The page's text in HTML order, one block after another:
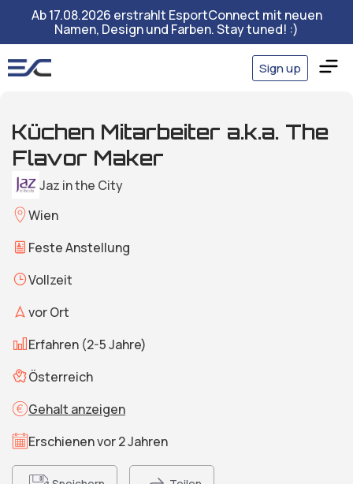
Ab 17.08.2026 erstrahlt EsportConnect mit neuen
Namen, Design und Farben. Stay tuned! :)
Sign up
Küchen Mitarbeiter a.k.a. The
Flavor Maker
Jaz in the City
Wien
Feste Anstellung
Vollzeit
vor Ort
Erfahren (2-5 Jahre)
Österreich
Gehalt anzeigen
Erschienen vor 2 Jahren